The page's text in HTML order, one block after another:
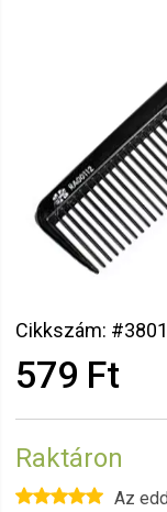
Cikkszám:
579 Ft
Raktáron
Az